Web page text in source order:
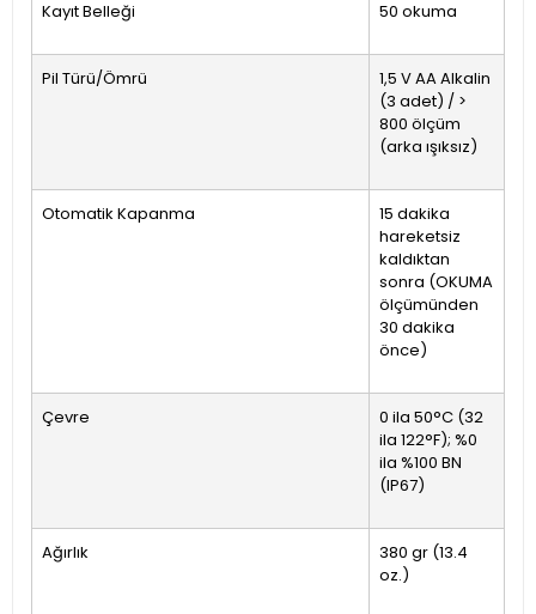
Kayıt Belleği 50 okuma
Pil Türü/Ömrü
1,5 V AA Alkalin
(3 adet) / >
800 ölçüm
(arka ışıksız)
Otomatik Kapanma
15 dakika
hareketsiz
kaldıktan
sonra (OKUMA
ölçümünden
30 dakika
önce)
Çevre
0 ila 50°C (32
ila 122°F); %0
ila %100 BN
(IP67)
Ağırlık
380 gr (13.4
oz.)